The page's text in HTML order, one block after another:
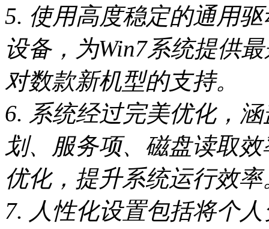
5. 使用高度稳定的通用
设备，为Win7系统提供
对数款新机型的支持。
6. 系统经过完美优化，
划、服务项、磁盘读取
优化，提升系统运行效率
7. 人性化设置包括将个